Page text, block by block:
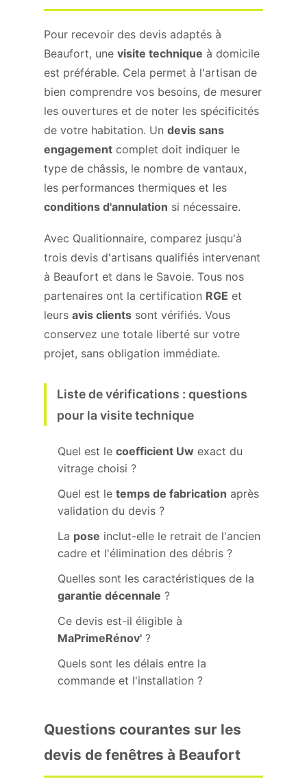
Pour recevoir des devis adaptés à
Beaufort, une visite technique à domicile
est préférable. Cela permet à l'artisan de
bien comprendre vos besoins, de mesurer
les ouvertures et de noter les spécificités
de votre habitation. Un devis sans
engagement complet doit indiquer le
type de châssis, le nombre de vantaux,
les performances thermiques et les
conditions d'annulation si nécessaire.
Avec Qualitionnaire, comparez jusqu'à
trois devis d'artisans qualifiés intervenant
à Beaufort et dans le Savoie. Tous nos
partenaires ont la certification RGE et
leurs avis clients sont vérifiés. Vous
conservez une totale liberté sur votre
projet, sans obligation immédiate.
Liste de vérifications : questions
pour la visite technique
Quel est le coefficient Uw exact du
vitrage choisi ?
Quel est le temps de fabrication après
validation du devis ?
La pose inclut-elle le retrait de l'ancien
cadre et l'élimination des débris ?
Quelles sont les caractéristiques de la
garantie décennale ?
Ce devis est-il éligible à
MaPrimeRénov' ?
Quels sont les délais entre la
commande et l'installation ?
Questions courantes sur les
devis de fenêtres à Beaufort